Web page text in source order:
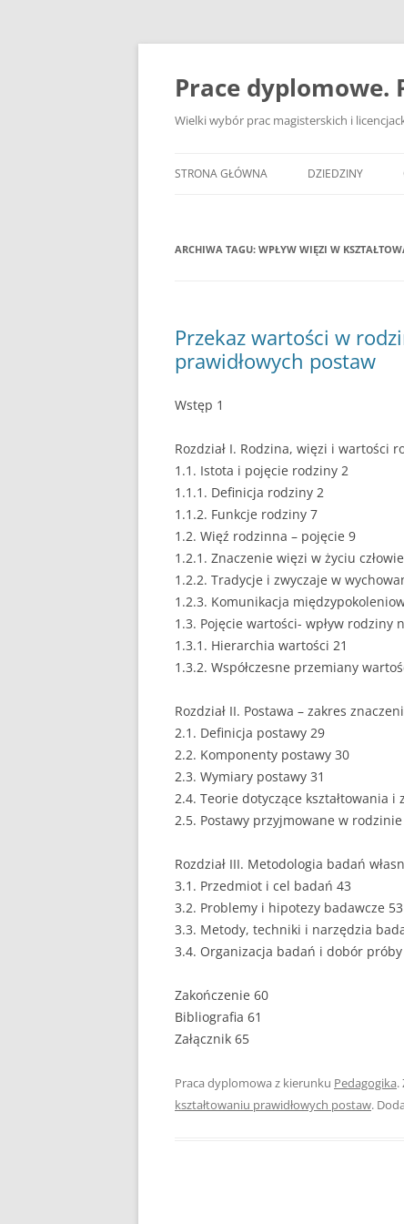
Przejdź
Prace dyplomowe.
Wielki wybór prac magisterskich i
STRONA GŁÓWNA DZIEDZINY
BANKOWOŚĆ
EKOLOGIA
FINANSE
GASTRONOMIA
GIEŁDA
HANDEL
HISTORIA
HOTELARSTWO
MARKETING
MARKETING
POLITOLOGIA
PRAWO
PSYCHOLOGIA
ROLNICTWO
ARCHIWA TAGU: WPŁYW WIĘZI W
Przekaz wartości w
prawidłowych postaw
Wstęp 1
Rozdział I. Rodzina, więzi i wartości
1.1. Istota i pojęcie rodziny 2
1.1.1. Definicja rodziny 2
1.1.2. Funkcje rodziny 7
1.2. Więź rodzinna – pojęcie 9
1.2.1. Znaczenie więzi w życiu
1.2.2. Tradycje i zwyczaje w
1.2.3. Komunikacja
1.3. Pojęcie wartości- wpływ rodziny
1.3.1. Hierarchia wartości 21
1.3.2. Współczesne przemiany
Rozdział II. Postawa – zakres
2.1. Definicja postawy 29
2.2. Komponenty postawy 30
2.3. Wymiary postawy 31
2.4. Teorie dotyczące kształtowania i
2.5. Postawy przyjmowane w
Rozdział III. Metodologia badań
3.1. Przedmiot i cel badań 43
3.2. Problemy i hipotezy badawcze 53
3.3. Metody, techniki i narzędzia
3.4. Organizacja badań i dobór
Zakończenie 60
Bibliografia 61
Załącznik 65
Praca dyplomowa z kierunku Pedagogika.
kształtowaniu prawidłowych postaw.